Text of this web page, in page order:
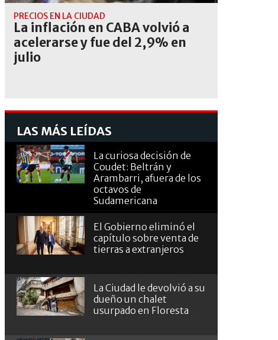
PRECIOS EN LA CIUDAD
La inflación en CABA volvió a
acelerarse y fue del 2,9% en
julio
LAS MÁS LEÍDAS
La curiosa decisión de
Coudet: Beltrán y
Arambarri, afuera de los
octavos de
Sudamericana
El Gobierno eliminó el
capítulo sobre venta de
tierras a extranjeros
La Ciudad le devolvió a su
dueño un chalet
usurpado en Floresta